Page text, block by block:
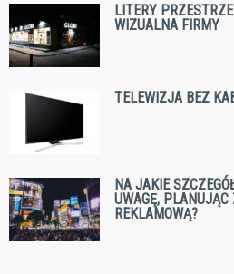
LITERY
WIZUALNA FIRMY
TELEWIZJA BEZ
NA JAKIE
UWAGĘ,
REKLAMOWĄ?